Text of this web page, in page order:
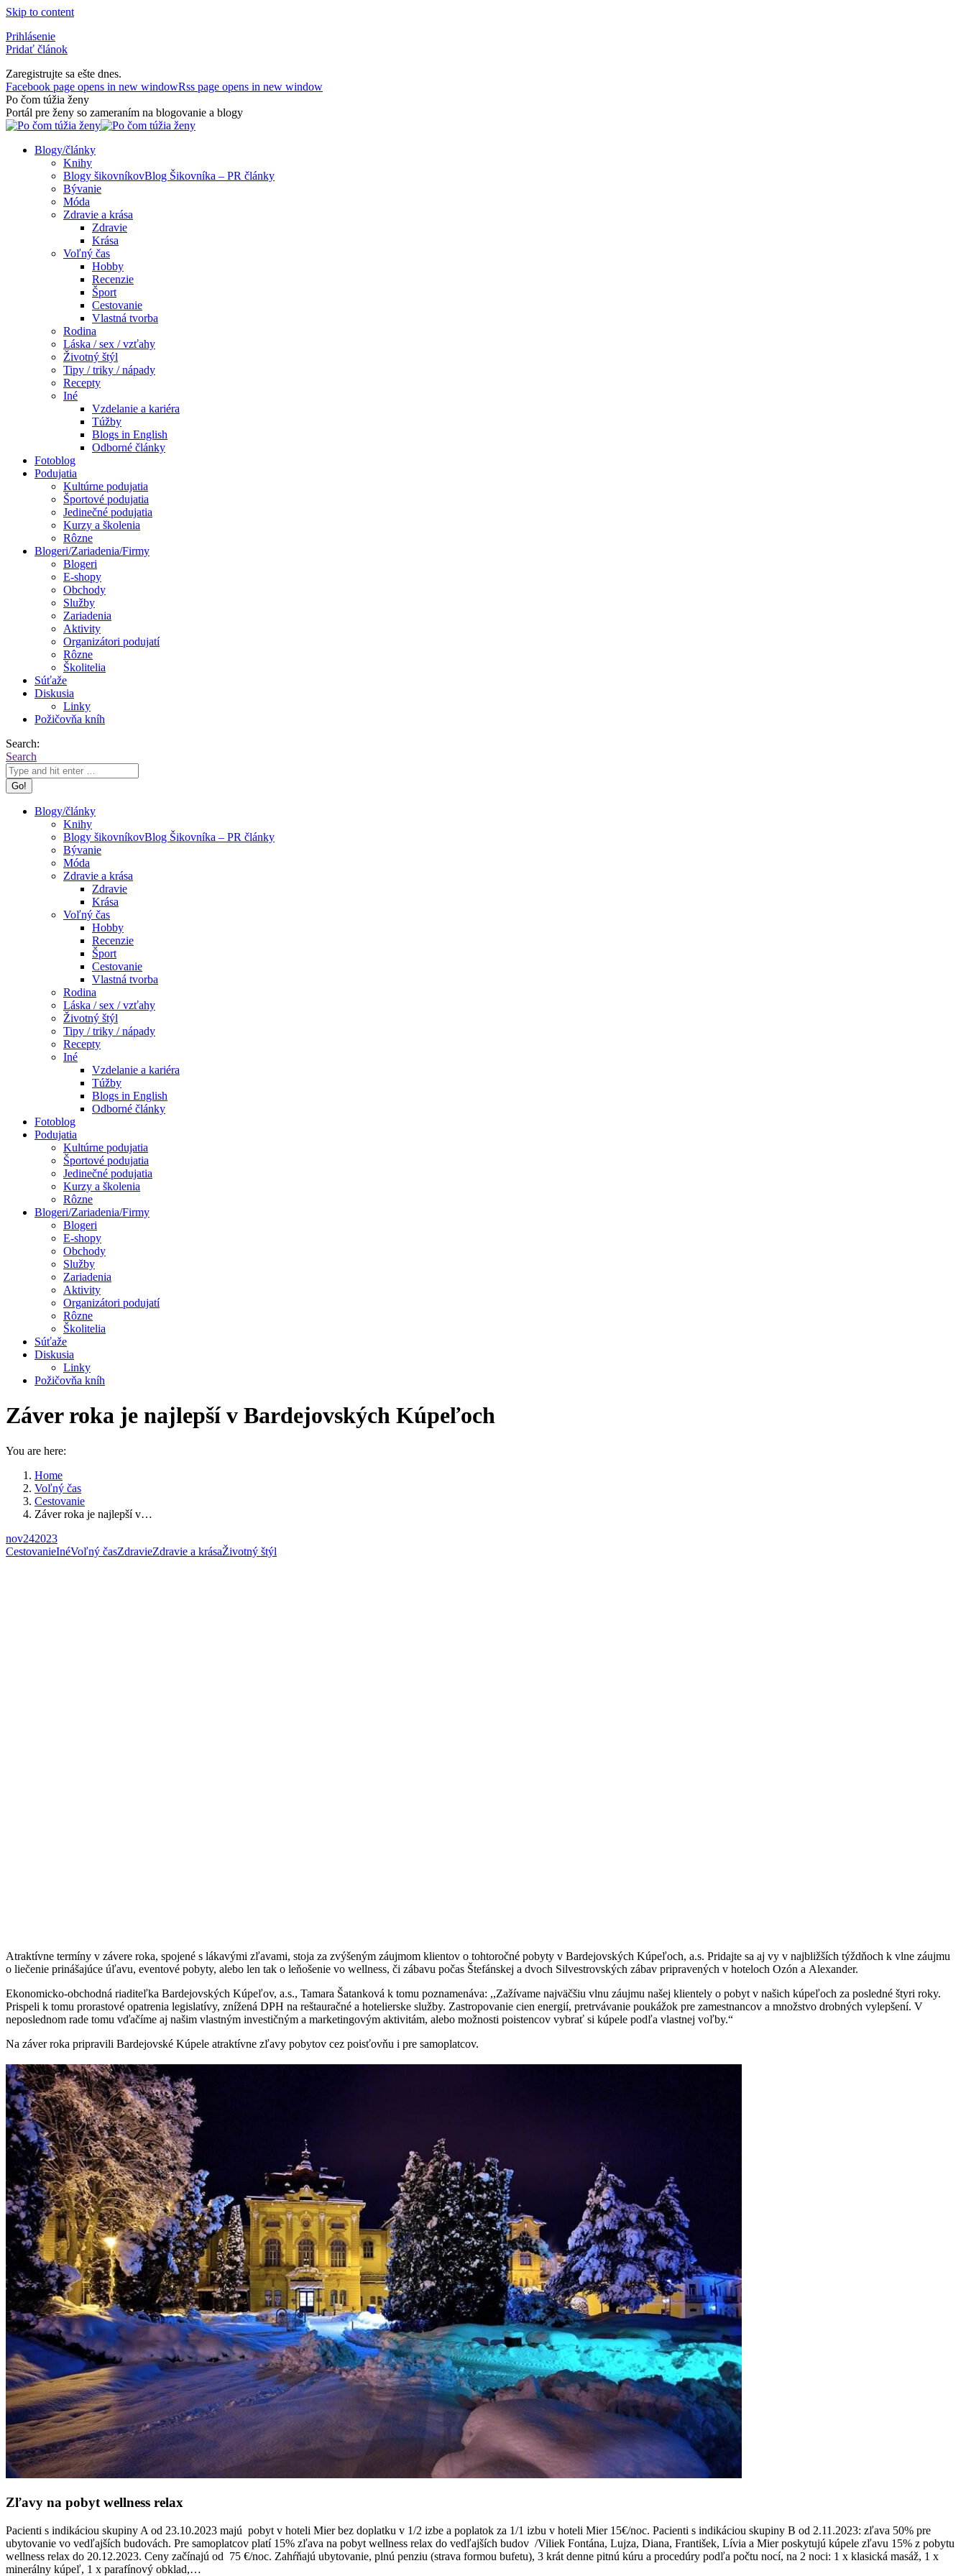
Skip to content
Prihlásenie
Pridať článok
Zaregistrujte sa ešte dnes.
Facebook page opens in new windowRss page opens in new window
Po čom túžia ženy
Portál pre ženy so zameraním na blogovanie a blogy
Blogy/články
Knihy
Blogy šikovníkovBlog Šikovníka – PR články
Bývanie
Móda
Zdravie a krása
Zdravie
Krása
Voľný čas
Hobby
Recenzie
Šport
Cestovanie
Vlastná tvorba
Rodina
Láska / sex / vzťahy
Životný štýl
Tipy / triky / nápady
Recepty
Iné
Vzdelanie a kariéra
Túžby
Blogs in English
Odborné články
Fotoblog
Podujatia
Kultúrne podujatia
Športové podujatia
Jedinečné podujatia
Kurzy a školenia
Rôzne
Blogeri/Zariadenia/Firmy
Blogeri
E-shopy
Obchody
Služby
Zariadenia
Aktivity
Organizátori podujatí
Rôzne
Školitelia
Súťaže
Diskusia
Linky
Požičovňa kníh
Search:
Search
Blogy/články
Knihy
Blogy šikovníkovBlog Šikovníka – PR články
Bývanie
Móda
Zdravie a krása
Zdravie
Krása
Voľný čas
Hobby
Recenzie
Šport
Cestovanie
Vlastná tvorba
Rodina
Láska / sex / vzťahy
Životný štýl
Tipy / triky / nápady
Recepty
Iné
Vzdelanie a kariéra
Túžby
Blogs in English
Odborné články
Fotoblog
Podujatia
Kultúrne podujatia
Športové podujatia
Jedinečné podujatia
Kurzy a školenia
Rôzne
Blogeri/Zariadenia/Firmy
Blogeri
E-shopy
Obchody
Služby
Zariadenia
Aktivity
Organizátori podujatí
Rôzne
Školitelia
Súťaže
Diskusia
Linky
Požičovňa kníh
Záver roka je najlepší v Bardejovských Kúpeľoch
You are here:
Home
Voľný čas
Cestovanie
Záver roka je najlepší v…
nov242023
CestovanieInéVoľný časZdravieZdravie a krásaŽivotný štýl
Atraktívne termíny v závere roka, spojené s lákavými zľavami, stoja za zvýšeným záujmom klientov o tohtoročné pobyty v Bardejovských Kúpeľoch, a.s. Pridajte sa aj vy v najbližších týždňoch k vlne záujmu
o liečenie prinášajúce úľavu, eventové pobyty, alebo len tak o leňošenie vo wellness, či zábavu počas Štefánskej a dvoch Silvestrovských zábav pripravených v hoteloch Ozón a Alexander.
Ekonomicko-obchodná riaditeľka Bardejovských Kúpeľov, a.s., Tamara Šatanková k tomu poznamenáva: ,,Zažívame najväčšiu vlnu záujmu našej klientely o pobyt v našich kúpeľoch za posledné štyri roky.
Prispeli k tomu prorastové opatrenia legislatívy, znížená DPH na reštauračné a hotelierske služby. Zastropovanie cien energií, pretrvávanie poukážok pre zamestnancov a množstvo drobných vylepšení. V
neposlednom rade tomu vďačíme aj našim vlastným investičným a marketingovým aktivitám, alebo možnosti poistencov vybrať si kúpele podľa vlastnej voľby.“
Na záver roka pripravili Bardejovské Kúpele atraktívne zľavy pobytov cez poisťovňu i pre samoplatcov.
Zľavy na pobyt wellness relax
Pacienti s indikáciou skupiny A od 23.10.2023 majú pobyt v hoteli Mier bez doplatku v 1/2 izbe a poplatok za 1/1 izbu v hoteli Mier 15€/noc. Pacienti s indikáciou skupiny B od 2.11.2023: zľava 50% pre
ubytovanie vo vedľajších budovách. Pre samoplatcov platí 15% zľava na pobyt wellness relax do vedľajších budov /Viliek Fontána, Lujza, Diana, František, Lívia a Mier poskytujú kúpele zľavu 15% z pobytu
wellness relax do 20.12.2023. Ceny začínajú od 75 €/noc. Zahŕňajú ubytovanie, plnú penziu (strava formou bufetu), 3 krát denne pitnú kúru a procedúry podľa počtu nocí, na 2 noci: 1 x klasická masáž, 1 x
minerálny kúpeľ, 1 x parafínový obklad,…